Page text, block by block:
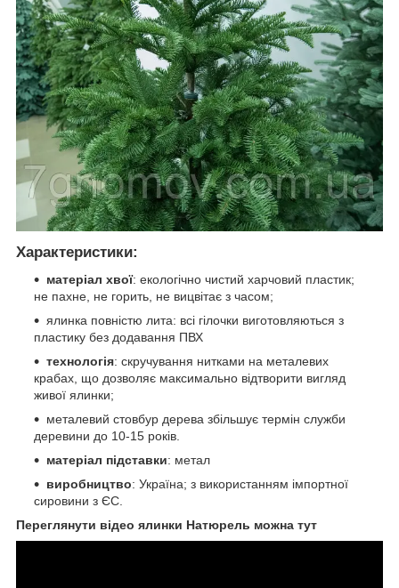
Характеристики:
матеріал хвої: екологічно чистий харчовий пластик;
не пахне, не горить, не вицвітає з часом;
ялинка повністю лита: всі гілочки виготовляються з
пластику без додавання ПВХ
технологія: скручування нитками на металевих
крабах, що дозволяє максимально відтворити вигляд
живої ялинки;
металевий стовбур дерева збільшує термін служби
деревини до 10-15 років.
матеріал підставки: метал
виробництво: Україна; з використанням імпортної
сировини з ЄС.
Переглянути відео ялинки Натюрель можна тут